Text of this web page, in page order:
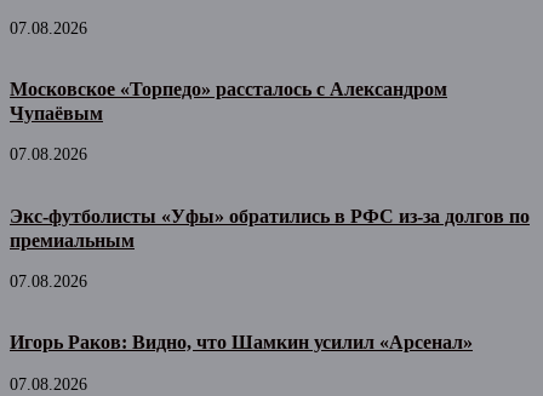
07.08.2026
Московское «Торпедо» рассталось с Александром
Чупаёвым
07.08.2026
Экс-футболисты «Уфы» обратились в РФС из-за долгов по
премиальным
07.08.2026
Игорь Раков: Видно, что Шамкин усилил «Арсенал»
07.08.2026